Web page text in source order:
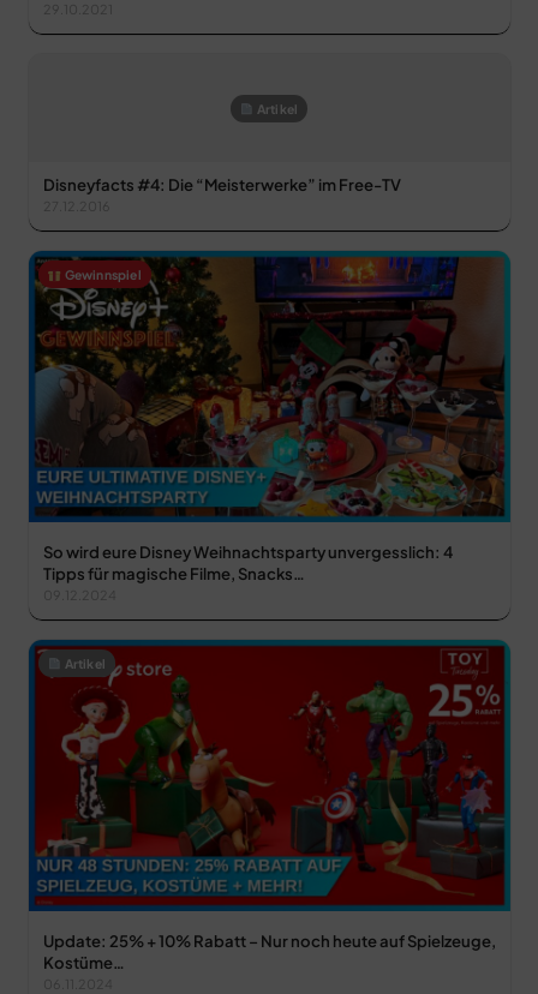
29.10.2021
Artikel
Disneyfacts #4: Die “Meisterwerke” im Free-TV
Gewinnspiel
So wird eure Disney Weihnachtsparty unvergesslich: 4
Tipps für magische Filme, Snacks…
09.12.2024
Artikel
Update: 25% + 10% Rabatt – Nur noch heute auf Spielzeuge,
Kostüme…